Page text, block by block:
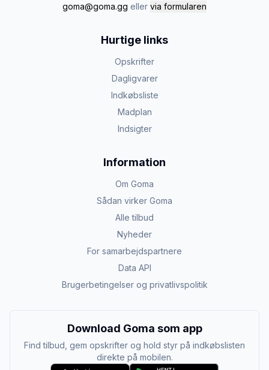
goma@goma.gg eller via formularen
Hurtige links
Opskrifter
Dagligvarer
Indkøbsliste
Madplan
Indsigter
Information
Om Goma
Sådan virker Goma
Alle tilbud
Nyheder
For samarbejdspartnere
Data API
Brugerbetingelser og privatlivspolitik
Download Goma som app
Find tilbud, gem opskrifter og hold styr på indkøbslisten
direkte på mobilen.